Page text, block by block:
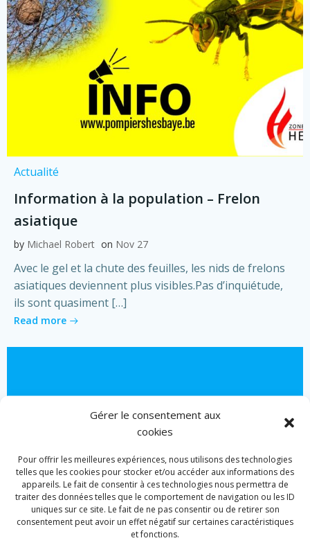
Gérer le consentement aux
cookies
Pour offrir les meilleures expériences, nous utilisons des technologies
telles que les cookies pour stocker et/ou accéder aux informations des
appareils. Le fait de consentir à ces technologies nous permettra de
traiter des données telles que le comportement de navigation ou les ID
uniques sur ce site. Le fait de ne pas consentir ou de retirer son
consentement peut avoir un effet négatif sur certaines caractéristiques
et fonctions.
Actualité
Information à la population – Frelon
asiatique
by Michael Robert on Nov 27
Avec le gel et la chute des feuilles, les nids de frelons
asiatiques deviennent plus visibles.Pas d’inquiétude,
ils sont quasiment […]
Read more